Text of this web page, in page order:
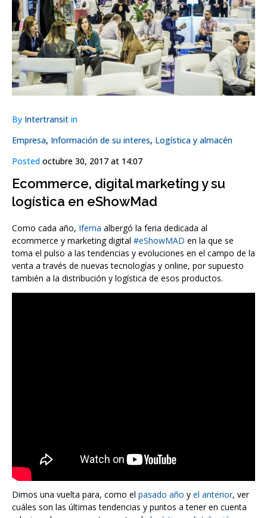
By Intertransit in
Empresa, Información de su interes, Logística y almacén
Posted octubre 30, 2017 at 14:07
Ecommerce, digital marketing y su
logística en eShowMad
Como cada año, Ifema albergó la feria dedicada al
ecommerce y marketing digital #eShowMAD en la que se
toma el pulso a las tendencias y evoluciones en el campo de la
venta a través de nuevas tecnologías y online, por supuesto
también a la distribución y logística de esos productos.
Dimos una vuelta para, como el pasado año y el anterior, ver
cuáles son las últimas tendencias y puntos a tener en cuenta